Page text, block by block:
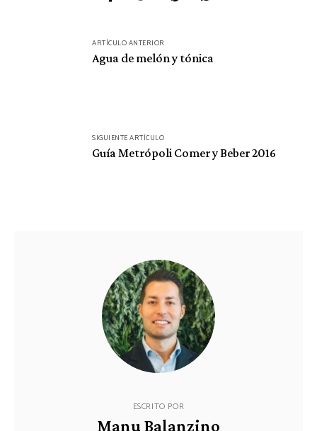
ARTÍCULO ANTERIOR
Agua de melón y tónica
SIGUIENTE ARTÍCULO
Guía Metrópoli Comer y Beber 2016
ESCRITO POR
Manu Balanzino